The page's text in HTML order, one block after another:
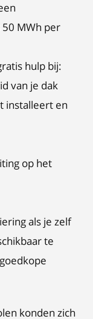
MWh per
hulp bij:
van je dak
installeert en
op het
als je zelf
te
konden zich